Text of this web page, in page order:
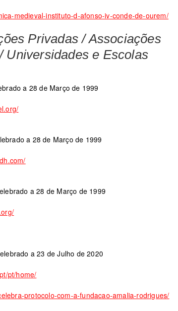
medieval-instituto-d-afonso-iv-conde-de-ourem/
Privadas / Associações
Universidades e Escolas
a 28 de Março de 1999
a 28 de Março de 1999
a 28 de Março de 1999
a 23 de Julho de 2020
pt/home/
protocolo-com-a-fundacao-amalia-rodrigues/